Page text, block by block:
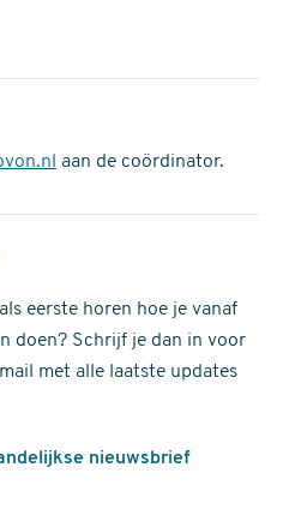
aan de coördinator.
eerste horen hoe je vanaf
doen? Schrijf je dan in voor
met alle laatste updates
nieuwsbrief